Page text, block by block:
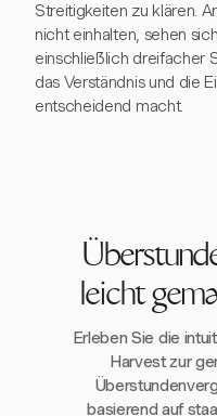
Streitigkeiten zu klären.
nicht einhalten, sehen
einschließlich dreifacher
das Verständnis und die
entscheidend macht.
leicht
Erleben Sie die
Harvest zur
basierend auf